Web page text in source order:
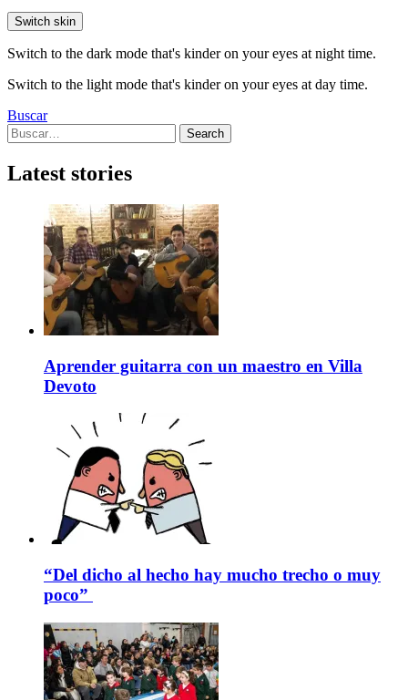
Switch skin
Switch to the dark mode that's kinder on your eyes at night time.
Switch to the light mode that's kinder on your eyes at day time.
Buscar
Search
for:
Search
Latest stories
Aprender guitarra con un maestro en Villa
Devoto
“Del dicho al hecho hay mucho trecho o muy
poco”